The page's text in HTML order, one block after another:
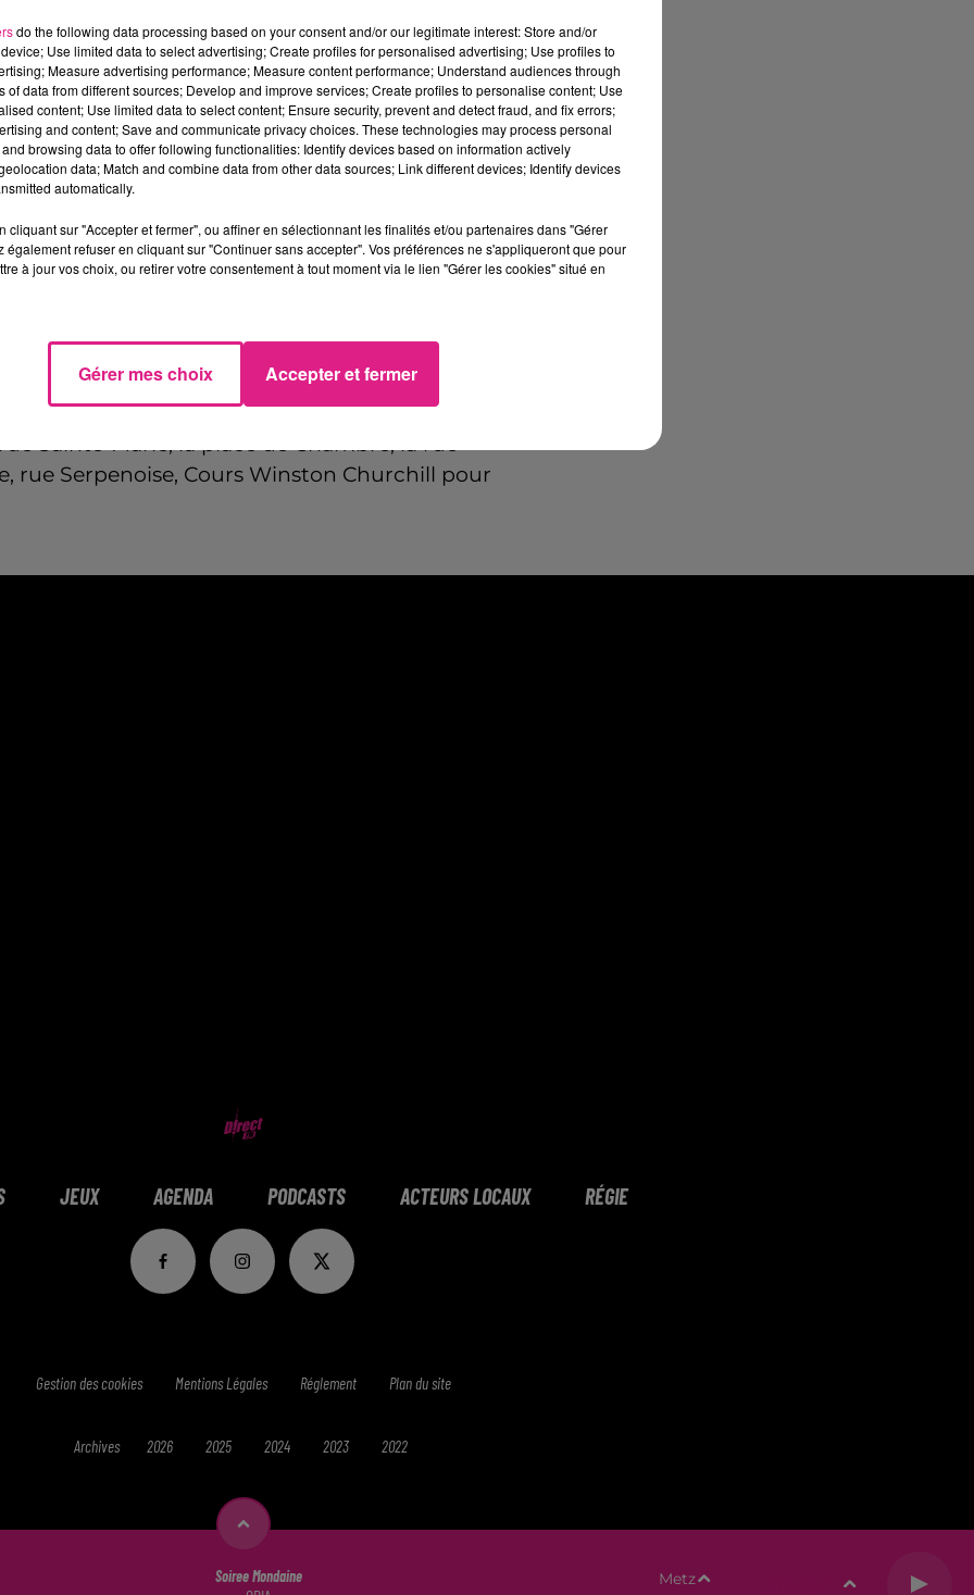
de la Comédiele samedi de 14h à 18h30 et
end, des ateliers et des spectacles sont
de Metz et à laporte des Allemands:
sur le site Internet de la Ville de Metz.
dépôt de cookies que vous avez exprimé. Si vous
accord en cliquant sur le bouton ci-dessous.
l'élément
le traditionnel défilé : le Saint Nicolas et le
de l’opéra théâtre le dimanche 4 décembre à
de Metz à partir de 16h30. Il partira de la
Sainte-Marie, la place de Chambre, la rue
rue Serpenoise, Cours Winston Churchill pour
JEUX AGENDA PODCASTS ACTEURS LOCAUX RÉGIE
Soiree Mondaine Metz
Gestion des cookies Mentions Légales Réglement Plan du site
Archives 2026 2025 2024 2023 2022
do the following data processing based on your consent and/or our legitimate interest: Store and/or
Use limited data to select advertising; Create profiles for personalised advertising; Use profiles to
Measure advertising performance; Measure content performance; Understand audiences through
of data from different sources; Develop and improve services; Create profiles to personalise content; Use
content; Use limited data to select content; Ensure security, prevent and detect fraud, and fix errors;
and content; Save and communicate privacy choices. These technologies may process personal
browsing data to offer following functionalities: Identify devices based on information actively
data; Match and combine data from other data sources; Link different devices; Identify devices
automatically.
cliquant sur "Accepter et fermer", ou affiner en sélectionnant les finalités et/ou partenaires dans "Gérer
également refuser en cliquant sur "Continuer sans accepter". Vos préférences ne s'appliqueront que pour
à jour vos choix, ou retirer votre consentement à tout moment via le lien "Gérer les cookies" situé en
Gérer mes choix Accepter et fermer